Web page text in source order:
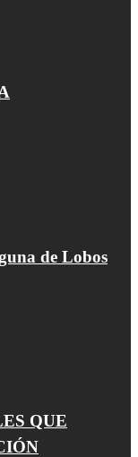
de Lobos
QUE